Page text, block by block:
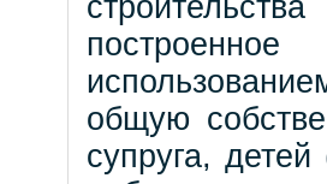
общую
супруга,